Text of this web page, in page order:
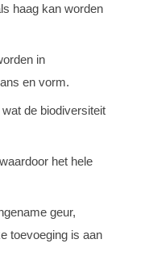
haag kan worden
in
en vorm.
de biodiversiteit
het hele
geur,
toevoeging is aan